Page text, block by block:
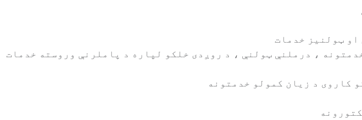
ټولنیز خدمات
، درملنې ټولنې ، د روږدی خلکو لپاره د پاملرنې وروسته خدمات
کاروی د زیان کمولو خدمتونه